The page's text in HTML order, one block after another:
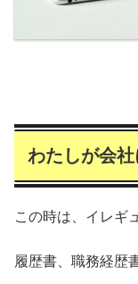
わたしが会
この時は、イレギ
履歴書、職務経歴